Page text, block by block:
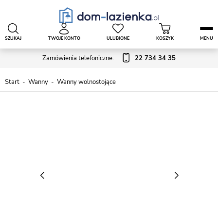
Zamówienia telefoniczne: 22 734 34 35
SZUKAJ TWOJE KONTO ULUBIONE KOSZYK MENU
Start Wanny Wanny wolnostojące